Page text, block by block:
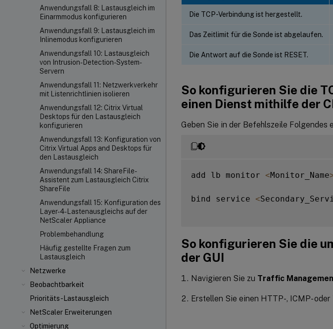
Anwendungsfall 8: Lastausgleich im
Einarmmodus konfigurieren
Anwendungsfall 9: Lastausgleich im
Inlinemodus konfigurieren
Anwendungsfall 10: Lastausgleich
von Intrusion-Detection-System-
Servern
Anwendungsfall 11: Netzwerkverkehr
mit Listenrichtlinien isolieren
Anwendungsfall 12: Citrix Virtual
Desktops für den Lastausgleich
konfigurieren
Anwendungsfall 13: Konfiguration von
Citrix Virtual Apps and Desktops für
den Lastausgleich
Anwendungsfall 14: ShareFile-
Assistent zum Lastausgleich Citrix
ShareFile
Anwendungsfall 15: Konfiguration des
Layer-4-Lastenausgleichs auf der
NetScaler Appliance
Problembehandlung
Häufig gestellte Fragen zum
Lastausgleich
Netzwerke
Beobachtbarkeit
Prioritäts-Lastausgleich
NetScaler Erweiterungen
Optimierung
Die TCP-Verbindung ist hergestellt.
Das Zeitlimit für die Sonde ist abgelaufen.
Die Antwort auf die Sonde ist RESET.
So konfigurieren Sie die
einen Dienst mithilfe der
Geben Sie in der Befehlszeile Folgendes
add lb monitor <Monitor_Name
bind service <
So konfigurieren Sie die
der GUI
Navigieren Sie zu Traffic
Erstellen Sie einen HTTP-, ICMP-